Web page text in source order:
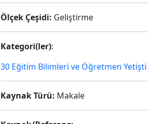
Ölçek Çeşidi: Geliştirme
Kategori(ler):
30 Eğitim Bilimleri ve Öğretmen
Kaynak Türü: Makale